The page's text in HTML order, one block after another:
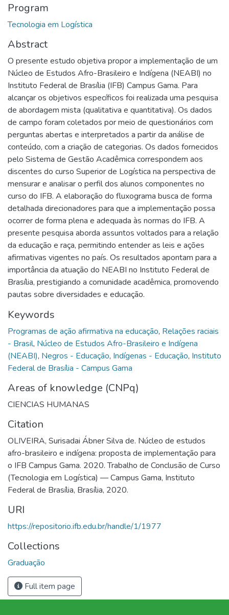
Program
Tecnologia em Logística
Abstract
O presente estudo objetiva propor a implementação de um
Núcleo de Estudos Afro-Brasileiro e Indígena (NEABI) no
Instituto Federal de Brasília (IFB) Campus Gama. Para
alcançar os objetivos específicos foi realizada uma pesquisa
de abordagem mista (qualitativa e quantitativa). Os dados
de campo foram coletados por meio de questionários com
perguntas abertas e interpretados a partir da análise de
conteúdo, com a criação de categorias. Os dados fornecidos
pelo Sistema de Gestão Acadêmica correspondem aos
discentes do curso Superior de Logística na perspectiva de
mensurar e analisar o perfil dos alunos componentes no
curso do IFB. A elaboração do fluxograma busca de forma
detalhada direcionadores para que a implementação possa
ocorrer de forma plena e adequada às normas do IFB. A
presente pesquisa aborda assuntos voltados para a relação
da educação e raça, permitindo entender as leis e ações
afirmativas vigentes no país. Os resultados apontam para a
importância da atuação do NEABI no Instituto Federal de
Brasília, prestigiando a comunidade acadêmica, promovendo
pautas sobre diversidades e educação.
Keywords
Programas de ação afirmativa na educação, Relações raciais
- Brasil, Núcleo de Estudos Afro-Brasileiro e Indígena
(NEABI), Negros - Educação, Indígenas - Educação, Instituto
Federal de Brasília - Campus Gama
Areas of knowledge (CNPq)
CIENCIAS HUMANAS
Citation
OLIVEIRA, Surisadai Ábner Silva de. Núcleo de estudos
afro-brasileiro e indígena: proposta de implementação para
o IFB Campus Gama. 2020. Trabalho de Conclusão de Curso
(Tecnologia em Logística) — Campus Gama, Instituto
Federal de Brasília, Brasília, 2020.
URI
https://repositorio.ifb.edu.br/handle/1/1977
Collections
Graduação
Full item page